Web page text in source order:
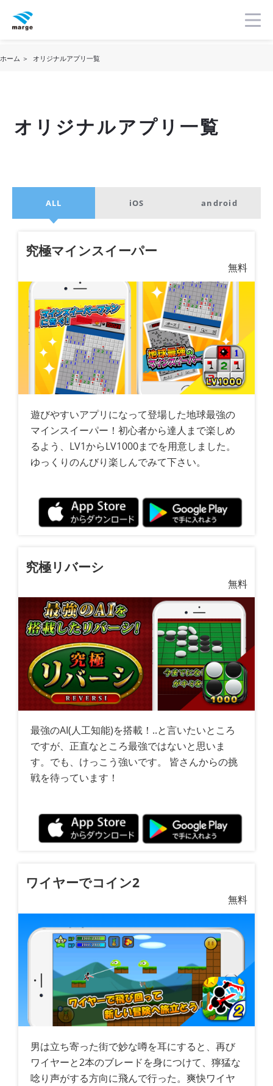
ホーム オリジナルアプリ一覧
オリジナルアプリ一覧
ALL iOS android
究極マインスイーパー
無料
遊びやすいアプリになって登場した地球最強の
マインスイーパー！初心者から達人まで楽しめ
るよう、LV1からLV1000までを用意しました。
ゆっくりのんびり楽しんでみて下さい。
究極リバーシ
無料
最強のAI(人工知能)を搭載！..と言いたいところ
ですが、正直なところ最強ではないと思いま
す。でも、けっこう強いです。 皆さんからの挑
戦を待っています！
ワイヤーでコイン2
無料
男は立ち寄った街で妙な噂を耳にすると、再び
ワイヤーと2本のブレードを身につけて、獰猛な
唸り声がする方向に飛んで行った。爽快ワイヤ